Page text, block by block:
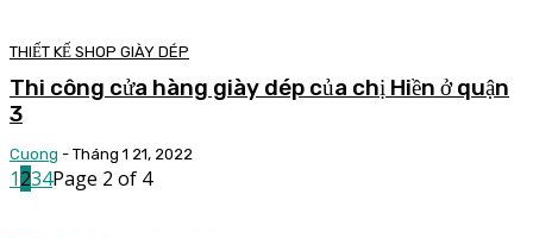
THIẾT KẾ SHOP GIÀY DÉP
Thi công cửa hàng giày dép của chị Hiền ở quận
3
Cuong - Tháng 1 21, 2022
1234Page 2 of 4